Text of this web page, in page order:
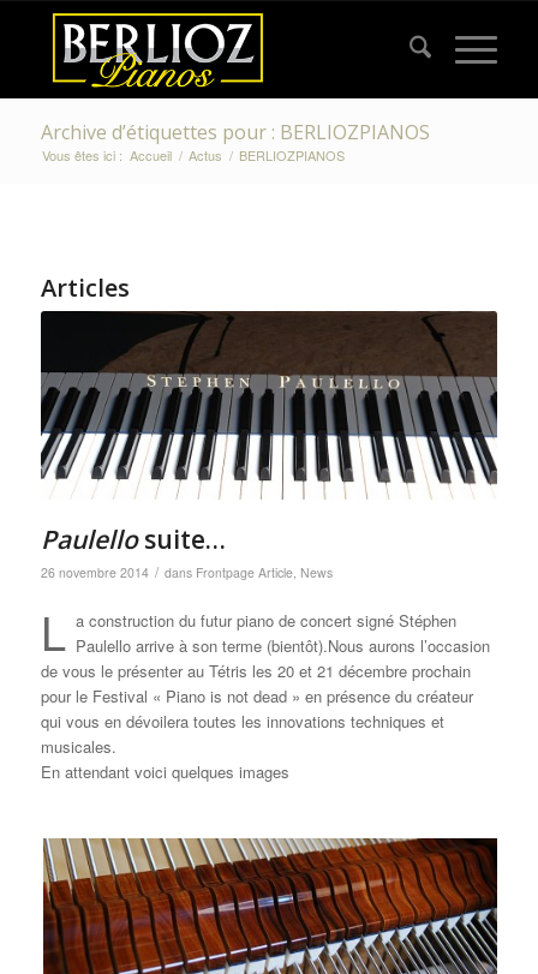
Archive d’étiquettes pour : BERLIOZPIANOS
Vous êtes ici : Accueil / Actus / BERLIOZPIANOS
Articles
Paulellosuite…
26 novembre 2014 / dans Frontpage Article, News
L a construction du futur piano de concert signé Stéphen
Paulello arrive à son terme (bientôt).Nous aurons l’occasion
de vous le présenter au Tétris les 20 et 21 décembre prochain
pour le Festival « Piano is not dead » en présence du créateur
qui vous en dévoilera toutes les innovations techniques et
musicales.
En attendant voici quelques images